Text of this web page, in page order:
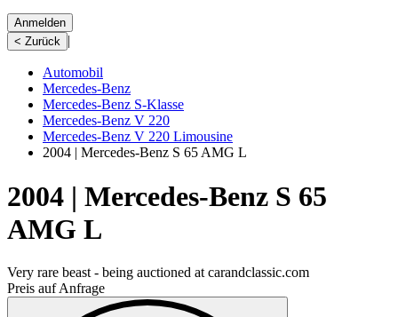
Anmelden
< Zurück |
Automobil
Mercedes-Benz
Mercedes-Benz S-Klasse
Mercedes-Benz V 220
Mercedes-Benz V 220 Limousine
2004 | Mercedes-Benz S 65 AMG L
2004 | Mercedes-Benz S 65
AMG L
Very rare beast - being auctioned at carandclassic.com
Preis auf Anfrage